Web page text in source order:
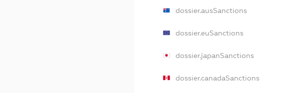
dossier.ausSanctions
dossier.euSanctions
dossier.japanSanctions
dossier.canadaSanctions